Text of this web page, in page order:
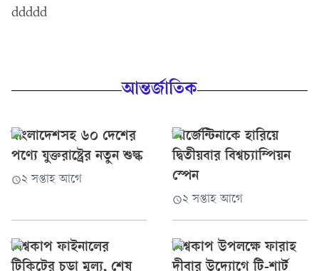
ddddd
আন্তর্জাতিক
বাংলাদেশসহ ৬০ দেশের
পণ্যে যুক্তরাষ্ট্রের নতুন শুল্ক
২ সপ্তাহ আগে
আর্জেন্টিনাকে হারিয়ে
দ্বিতীয়বার বিশ্বচ্যাম্পিয়ন
স্পেন
২ সপ্তাহ আগে
বিশ্বকাপ ফাইনালের
বিশ্বকাপ উপলক্ষে ফারাহ